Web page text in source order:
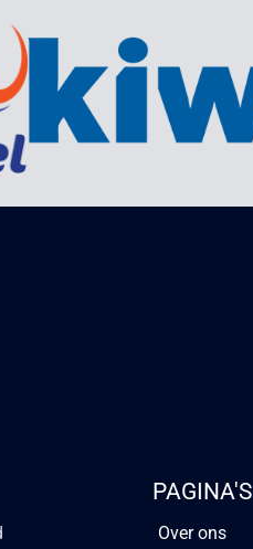
PAGINA'S
Over ons